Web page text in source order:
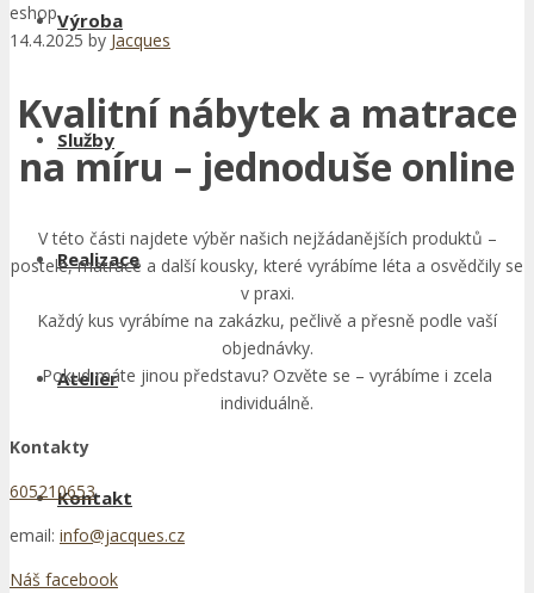
Výroba
Služby
Realizace
Ateliér
Kontakt
eshop
14.4.2025 by Jacques
Kvalitní nábytek a matrace
na míru – jednoduše online
V této části najdete výběr našich nejžádanějších produktů –
postele, matrace a další kousky, které vyrábíme léta a osvědčily se
v praxi.
Každý kus vyrábíme na zakázku, pečlivě a přesně podle vaší
objednávky.
Pokud máte jinou představu? Ozvěte se – vyrábíme i zcela
individuálně.
Kontakty
605210653
email: info@jacques.cz
Náš facebook